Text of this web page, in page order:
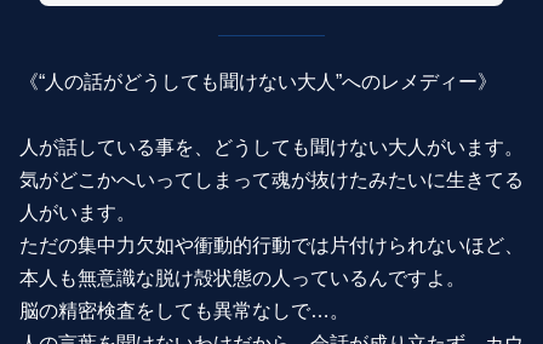
《“人の話がどうしても聞けない大人”へのレメディー》
人が話している事を、どうしても聞けない大人がいます。
気がどこかへいってしまって魂が抜けたみたいに生きてる
人がいます。
ただの集中力欠如や衝動的行動では片付けられないほど、
本人も無意識な脱け殻状態の人っているんですよ。
脳の精密検査をしても異常なしで…。